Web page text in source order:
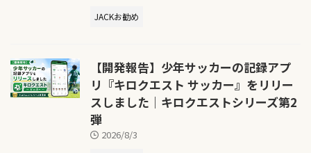
JACKお勧め
【開発報告】少年サッカーの記録アプ
リ『キロクエスト サッカー』をリリー
スしました｜キロクエストシリーズ第2
弾
2026/8/3